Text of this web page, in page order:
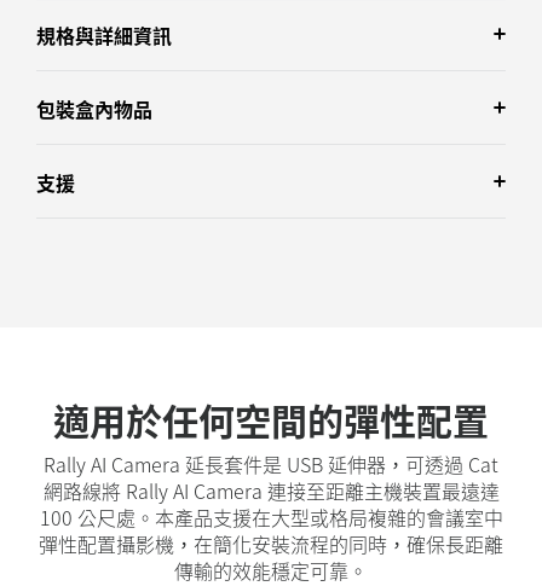
規格與詳細資訊
包裝盒內物品
支援
適用於任何空間的彈性配置
Rally AI Camera 延長套件是 USB 延伸器，可透過 Cat
網路線將 Rally AI Camera 連接至距離主機裝置最遠達
100 公尺處。本產品支援在大型或格局複雜的會議室中
彈性配置攝影機，在簡化安裝流程的同時，確保長距離
傳輸的效能穩定可靠。